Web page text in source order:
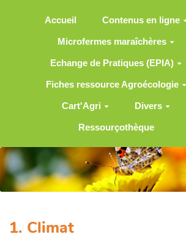
Accueil Contenus en ligne
Microfermes maraîchères
Echange de Pratiques (EPIA)
Fiches ressource Agroécologie
Cart'Agri Divers
Ressourçothèque
1. Climat